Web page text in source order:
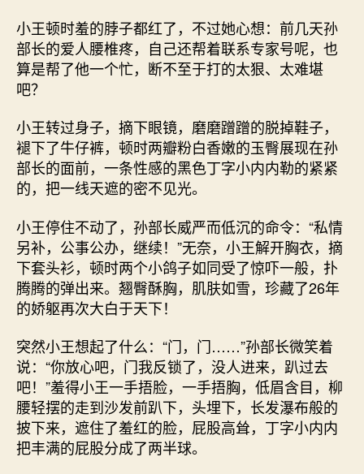
小王顿时羞的脖子都红了，不过她心想：前几天孙
部长的爱人腰椎疼，自己还帮着联系专家号呢，也
算是帮了他一个忙，断不至于打的太狠、太难堪
吧？
小王转过身子，摘下眼镜，磨磨蹭蹭的脱掉鞋子，
褪下了牛仔裤，顿时两瓣粉白香嫩的玉臀展现在孙
部长的面前，一条性感的黑色丁字小内内勒的紧紧
的，把一线天遮的密不见光。
小王停住不动了，孙部长威严而低沉的命令：“私情
另补，公事公办，继续！”无奈，小王解开胸衣，摘
下套头衫，顿时两个小鸽子如同受了惊吓一般，扑
腾腾的弹出来。翘臀酥胸，肌肤如雪，珍藏了26年
的娇躯再次大白于天下！
突然小王想起了什么：“门，门……”孙部长微笑着
说：“你放心吧，门我反锁了，没人进来，趴过去
吧！”羞得小王一手捂脸，一手捂胸，低眉含目，柳
腰轻摆的走到沙发前趴下，头埋下，长发瀑布般的
披下来，遮住了羞红的脸，屁股高耸，丁字小内内
把丰满的屁股分成了两半球。